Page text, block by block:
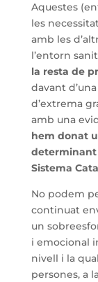
Aquestes
les
amb les
l’entorn
la resta de
davant
d’extrema
amb una
hem donat
determinant
Sistema
No podem
continuat
un
i emocional
nivell i la
persones, a